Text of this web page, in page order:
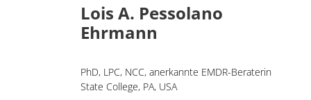
Lois A. Pessolano
Ehrmann
PhD, LPC, NCC, anerkannte EMDR-Beraterin
State College, PA, USA